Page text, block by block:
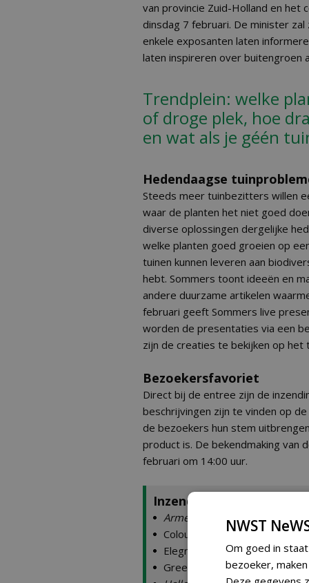
van provincie Zuid-Holland en het
dinsdag 7 februari. De minister
enkele exposanten laten
laten inspireren over buitengroen
Trendplein: welke
of droge plek, hoe
en wat als je géén
Hedendaagse
Steeds meer tuinbezitters willen
waar de planten het niet goed
diverse oplossingen dergelijke
welke planten goed groeien op
tuinen kunnen leveren aan
hebt. Sommers toont ideeën en
andere duurzame artikelen
februari geeft Sommers live
worden de presentaties via een
zijn de creaties te bekijken op het
Bezoekersfavoriet
Direct bij de entree zijn de
beschrijvingen zijn te vinden op de
de bezoekers hun stem
product is. De bekendmaking van
februari om 14:00 uur.
Inzendingen
Armeria
Dreameria Sweet
Colour your garden
Elegrass - Dianella Blue
Green Elements
NWST
Om goed in
bezoeker,